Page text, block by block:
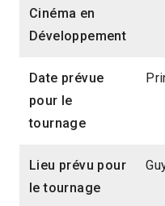
Cinéma en
Développement
Date prévue
pour le
tournage
Lieu prévu pour
le tournage